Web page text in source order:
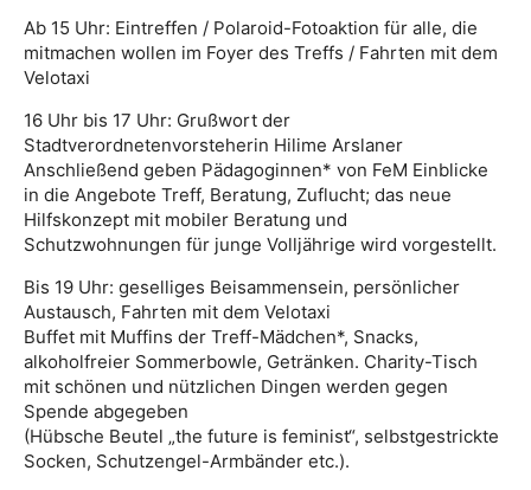
Ab 15 Uhr: Eintreffen / Polaroid-Fotoaktion für alle, die
mitmachen wollen im Foyer des Treffs / Fahrten mit dem
Velotaxi
16 Uhr bis 17 Uhr: Grußwort der
Stadtverordnetenvorsteherin Hilime Arslaner
Anschließend geben Pädagoginnen* von FeM Einblicke
in die Angebote Treff, Beratung, Zuflucht; das neue
Hilfskonzept mit mobiler Beratung und
Schutzwohnungen für junge Volljährige wird vorgestellt.
Bis 19 Uhr: geselliges Beisammensein, persönlicher
Austausch, Fahrten mit dem Velotaxi
Buffet mit Muffins der Treff-Mädchen*, Snacks,
alkoholfreier Sommerbowle, Getränken. Charity-Tisch
mit schönen und nützlichen Dingen werden gegen
Spende abgegeben
(Hübsche Beutel „the future is feminist“, selbstgestrickte
Socken, Schutzengel-Armbänder etc.).